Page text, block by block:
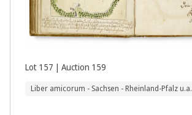
Lot 157 | Auction 159
Liber amicorum - Sachsen - Rheinland-Pfalz u.a.